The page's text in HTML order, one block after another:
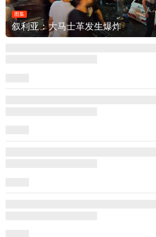
图集
叙利亚：大马士革发生爆炸